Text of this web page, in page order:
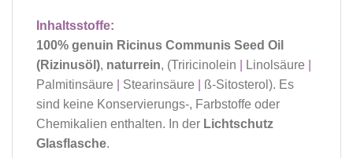
Inhaltsstoffe:
100% genuin Ricinus Communis Seed Oil
(Rizinusöl), naturrein, (Triricinolein Linolsäure
Palmitinsäure
Stearinsäure
ß-Sitosterol). Es
sind keine Konservierungs-, Farbstoffe oder
Chemikalien enthalten. In der Lichtschutz
Glasflasche.